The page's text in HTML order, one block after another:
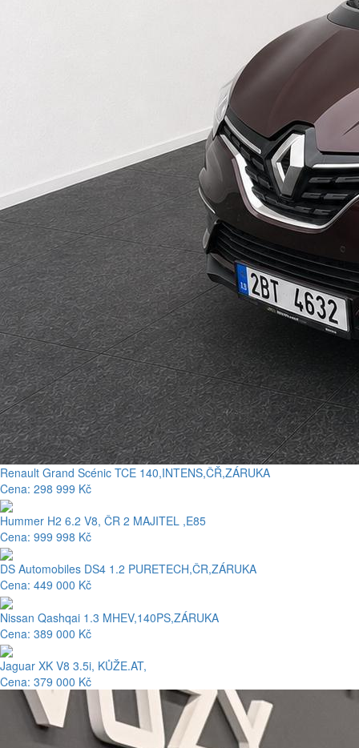
Renault Grand Scénic TCE 140,INTENS,ČŘ,ZÁRUKA
Cena: 298 999 Kč
Hummer H2 6.2 V8, ČR 2 MAJITEL ,E85
Cena: 999 998 Kč
DS Automobiles DS4 1.2 PURETECH,ČR,ZÁRUKA
Cena: 449 000 Kč
Nissan Qashqai 1.3 MHEV,140PS,ZÁRUKA
Cena: 389 000 Kč
Jaguar XK V8 3.5i, KŮŽE.AT,
Cena: 379 000 Kč